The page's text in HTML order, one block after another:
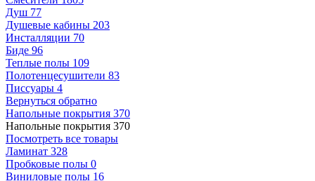
Душ 77
Душевые кабины 203
Инсталляции 70
Биде 96
Теплые полы 109
Полотенцесушители 83
Писсуары 4
Вернуться обратно
Напольные покрытия 370
Напольные покрытия 370
Посмотреть все товары
Ламинат 328
Пробковые полы 0
Виниловые полы 16